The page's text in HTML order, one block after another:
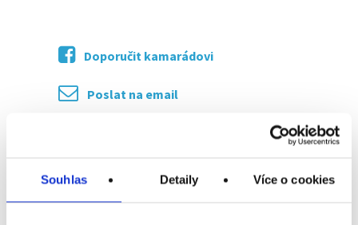
Souhlas Detaily Více o cookies
Doporučit kamarádovi
Poslat na email